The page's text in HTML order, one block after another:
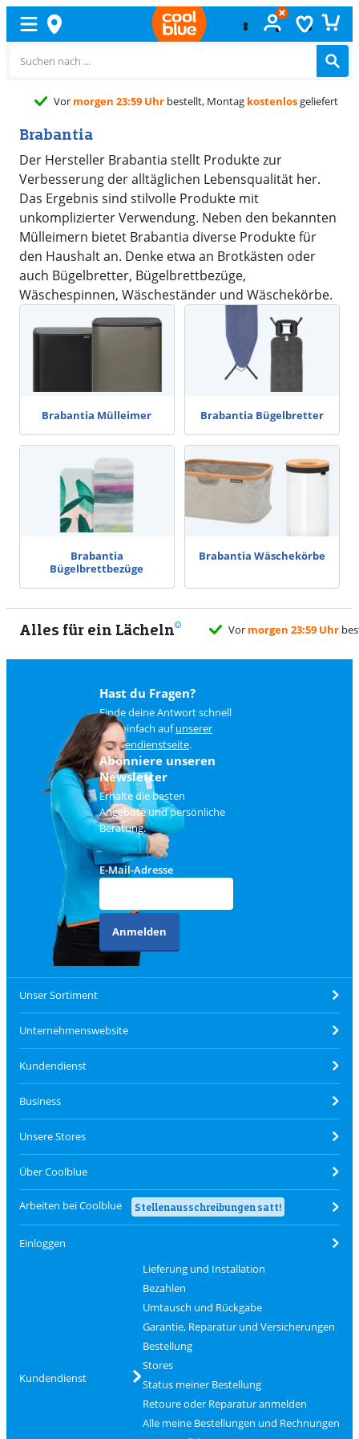
Vor morgen 23:59 Uhrbestellt, Montag kostenlosgeliefert
Brabantia
Der Hersteller Brabantia stellt Produkte zur
Verbesserung der alltäglichen Lebensqualität her.
Das Ergebnis sind stilvolle Produkte mit
unkomplizierter Verwendung. Neben den bekannten
Mülleimern bietet Brabantia diverse Produkte für
den Haushalt an. Denke etwa an Brotkästen oder
auch Bügelbretter, Bügelbrettbezüge,
Wäschespinnen, Wäscheständer und Wäschekörbe.
Brabantia Mülleimer Brabantia Bügelbretter
Brabantia
Bügelbrettbezüge
Brabantia Wäschekörbe
Alles für ein Lächeln Vor morgen 23:59 Uhr
Hast du Fragen?
Finde deine Antwort schnell
und einfach aufunserer
Kundendienstseite.
Abonniere unseren
Newsletter
Erhalte die besten
Angebote und persönliche
Beratung.
E-Mail-Adresse
Anmelden
Unser Sortiment
Unternehmenswebsite
Kundendienst
Business
Unsere Stores
Über Coolblue
Arbeiten bei Coolblue Stellenausschreibungen satt!
Einloggen
Kundendienst
Lieferung und Installation
Bezahlen
Umtausch und Rückgabe
Garantie, Reparatur und Versicherungen
Bestellung
Stores
Status meiner Bestellung
Retoure oder Reparatur anmelden
Alle meine Bestellungen und Rechnungen